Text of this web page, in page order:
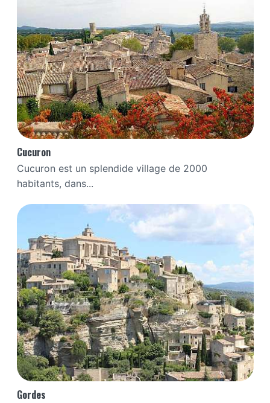
Cucuron
Cucuron est un splendide village de 2000
habitants, dans...
Gordes